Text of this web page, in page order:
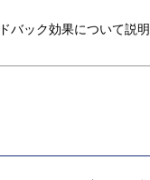
バック効果について説